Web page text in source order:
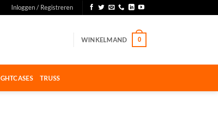
Inloggen / Registreren
WINKELMAND 0
TRUSS